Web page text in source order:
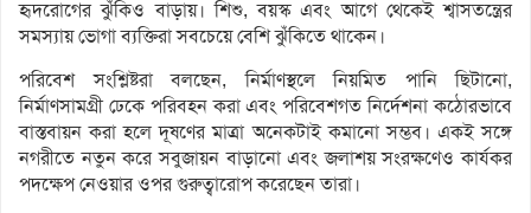
হৃদরোগের ঝুঁকিও বাড়ায়। শিশু, বয়স্ক এবং আগে থেকেই শ্বাসতন্ত্রের
সমস্যায় ভোগা ব্যক্তিরা সবচেয়ে বেশি ঝুঁকিতে থাকেন।
পরিবেশ সংশ্লিষ্টরা বলছেন, নির্মাণস্থলে নিয়মিত পানি ছিটানো,
নির্মাণসামগ্রী ঢেকে পরিবহন করা এবং পরিবেশগত নির্দেশনা কঠোরভাবে
বাস্তবায়ন করা হলে দূষণের মাত্রা অনেকটাই কমানো সম্ভব। একই সঙ্গে
নগরীতে নতুন করে সবুজায়ন বাড়ানো এবং জলাশয় সংরক্ষণেও কার্যকর
পদক্ষেপ নেওয়ার ওপর গুরুত্বারোপ করেছেন তারা।